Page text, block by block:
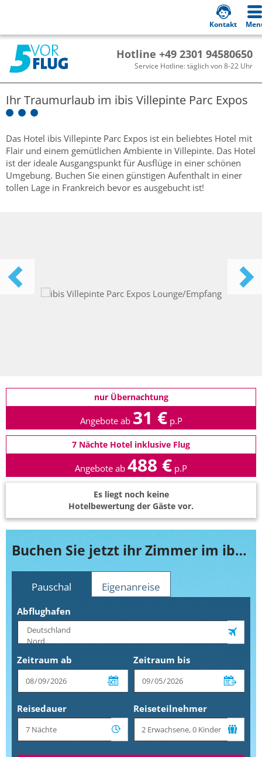
Hotline +49 2301 94580650
Service Hotline: täglich von 8-22 Uhr
Kontakt
Ihr Traumurlaub im ibis Villepinte Parc Expos
Das Hotel ibis Villepinte Parc Expos ist ein beliebtes Hotel mit
Flair und einem gemütlichen Ambiente in Villepinte. Das Hotel
ist der ideale Ausgangspunkt für Ausflüge in einer schönen
Umgebung. Buchen Sie einen günstigen Aufenthalt in einer
tollen Lage in Frankreich bevor es ausgebucht ist!
nur Übernachtung
Angebote ab 31 € p.P
7 Nächte Hotel inklusive Flug
Angebote ab 488 € p.P
Es liegt noch keine
Hotelbewertung der Gäste vor.
Buchen Sie jetzt ihr Zimmer im ibis Villepinte Parc Expos
Pauschal Eigenanreise
Abflughafen
Zeitraum ab Zeitraum bis
Reisedauer Reiseteilnehmer